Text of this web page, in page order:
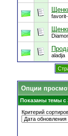
aladja
Опции
Показаны темы с
Критерий